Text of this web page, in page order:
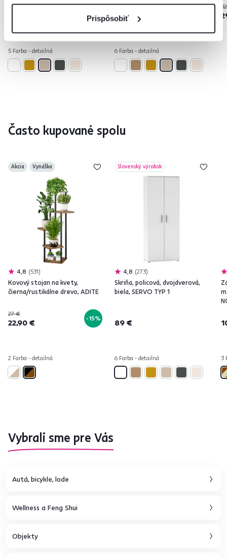
Prispôsobiť
5 Farba - detailná
99 €
89 €
6 Farba - detailná
Často kupované spolu
Akcia Vynáška
4,8 531
Kovový stojan na kvety,
čierna/rustikálne drevo, ADITE
27 €
22,90 € -15%
2 Farba - detailná
Slovenský výrobok
4,8 273
Skriňa, policová, dvojdverová,
biela, SERVO TYP 1
89 €
6 Farba - detailná 3
Vybrali sme pre Vás
Autá, bicykle, lode
Wellness a Feng Shui
Objekty